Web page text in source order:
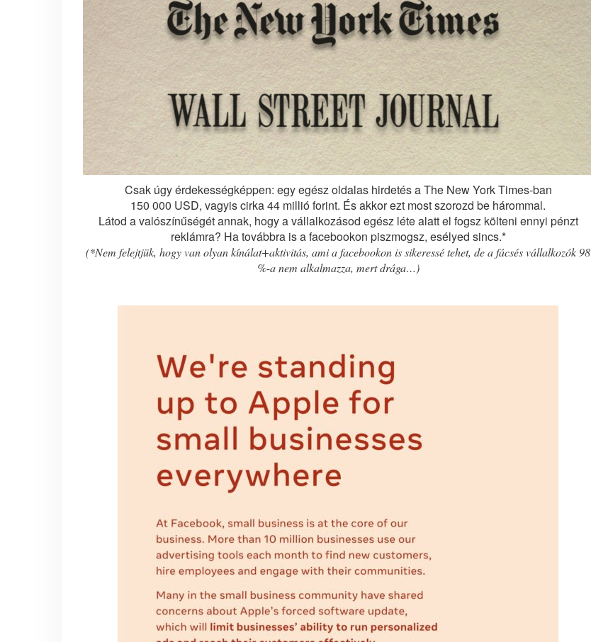
Csak úgy érdekességképpen: egy egész oldalas hirdetés a The New York Times-ban
150 000 USD, vagyis cirka 44 millió forint. És akkor ezt most szorozd be hárommal.
Látod a valószínűségét annak, hogy a vállalkozásod egész léte alatt el fogsz költeni ennyi pénzt
reklámra? Ha továbbra is a facebookon piszmogsz, esélyed sincs.*
(*Nem felejtjük, hogy van olyan kínálat+aktivitás, ami a facebookon is sikeressé tehet, de a fácsés vállalkozók 98
%-a nem alkalmazza, mert drága…)